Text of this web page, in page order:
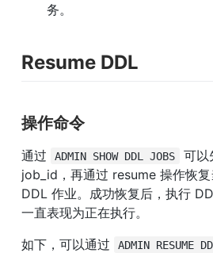
务。
Resume DDL
操作命令
通过 ADMIN SHOW DDL JOBS
可以
job_id，再通过 resume 操作恢
DDL 作业。成功恢复后，执行
一直表现为正在执行。
如下，可以通过
ADMIN RESUME